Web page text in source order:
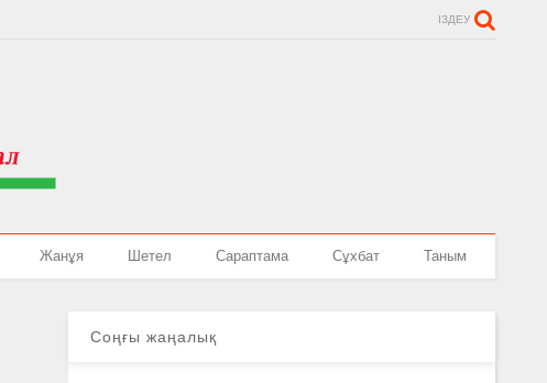
ІЗДЕУ
Жанұя Шетел Сараптама Сұхбат Таным
Соңғы жаңалық